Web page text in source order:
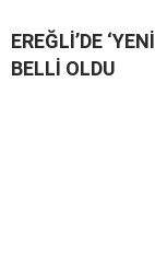
EREĞLİ’DE
BELLİ OLDU